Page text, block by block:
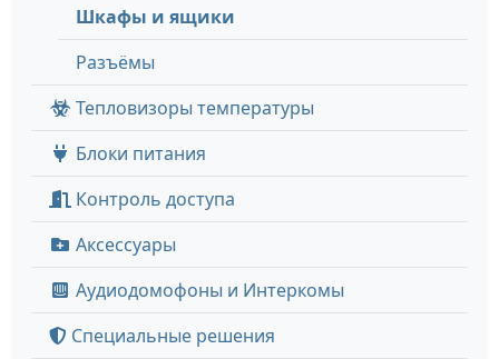
Шкафы и ящики
Разъёмы
Тепловизоры температуры
Блоки питания
Контроль доступа
Аксессуары
Аудиодомофоны и Интеркомы
Специальные решения